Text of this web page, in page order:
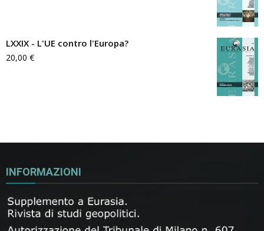
LXXIX - L'UE contro l'Europa?
20,00 €
INFORMAZIONI